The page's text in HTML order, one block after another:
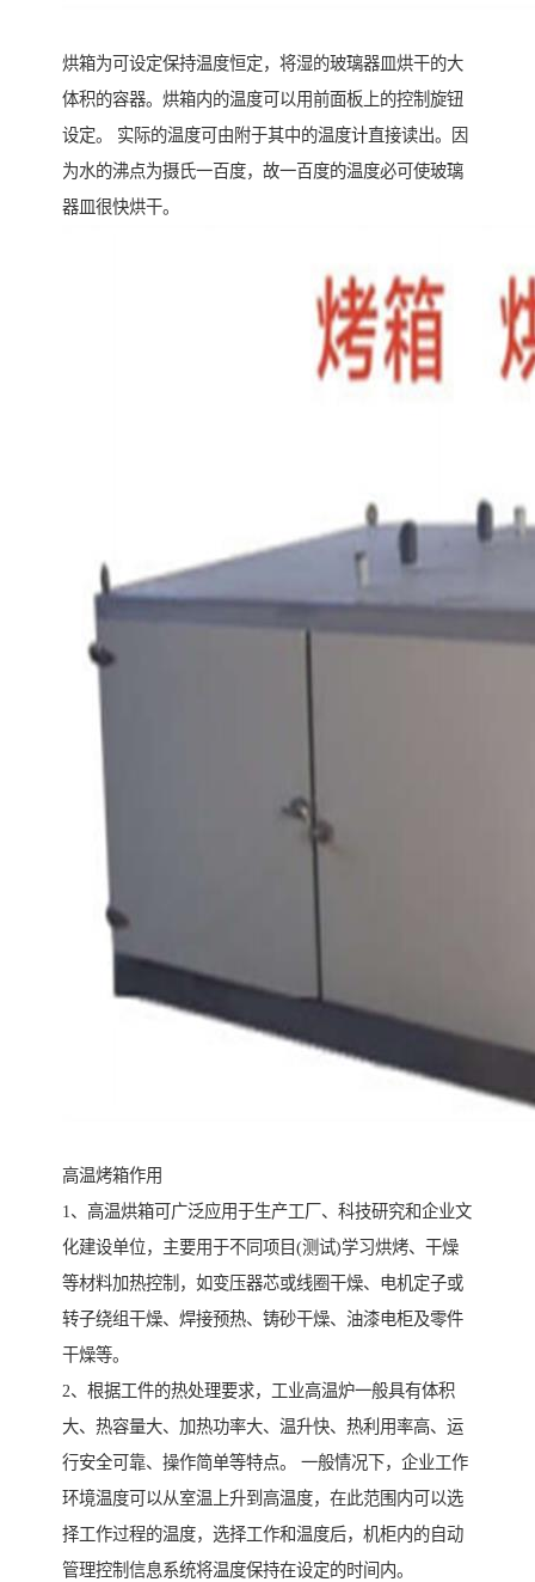
烘箱为可设定保持温度恒定，将湿的玻璃器皿烘干的大
体积的容器。烘箱内的温度可以用前面板上的控制旋钮
设定。 实际的温度可由附于其中的温度计直接读出。因
为水的沸点为摄氏一百度，故一百度的温度必可使玻璃
器皿很快烘干。
高温烤箱作用
1、高温烘箱可广泛应用于生产工厂、科技研究和企业文
化建设单位，主要用于不同项目(测试)学习烘烤、干燥
等材料加热控制，如变压器芯或线圈干燥、电机定子或
转子绕组干燥、焊接预热、铸砂干燥、油漆电柜及零件
干燥等。
2、根据工件的热处理要求，工业高温炉一般具有体积
大、热容量大、加热功率大、温升快、热利用率高、运
行安全可靠、操作简单等特点。 一般情况下，企业工作
环境温度可以从室温上升到高温度，在此范围内可以选
择工作过程的温度，选择工作和温度后，机柜内的自动
管理控制信息系统将温度保持在设定的时间内。